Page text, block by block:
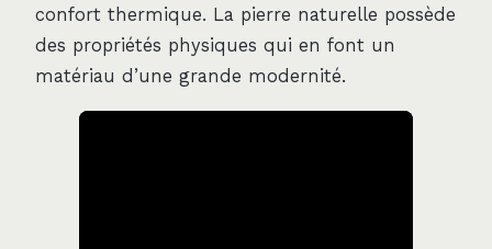
confort thermique. La pierre naturelle possède
des propriétés physiques qui en font un
matériau d’une grande modernité.